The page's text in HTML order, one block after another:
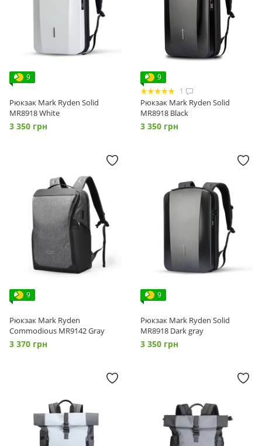
9
Рюкзак Mark Ryden Solid
MR8918 White
3 350 грн
9
1
Рюкзак Mark Ryden Solid
MR8918 Black
3 350 грн
9
Рюкзак Mark Ryden
Commodious MR9142 Gray
3 370 грн
9
Рюкзак Mark Ryden Solid
MR8918 Dark gray
3 350 грн